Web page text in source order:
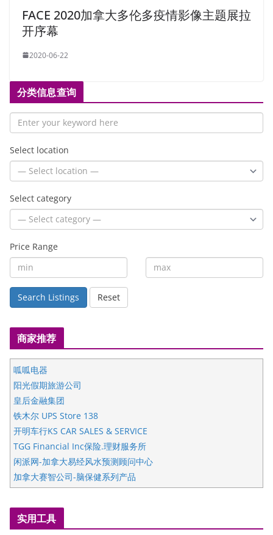
FACE 2020加拿大多伦多疫情影像主题展拉
开序幕
2020-06-22
分类信息查询
Select location
Select category
Price Range
Search Listings Reset
商家推荐
呱呱电器
阳光假期旅游公司
皇后金融集团
铁木尔 UPS Store 138
开明车行KS CAR SALES & SERVICE
TGG Financial Inc保险.理财服务所
闲派网-加拿大易经风水预测顾问中心
加拿大赛智公司-脑保健系列产品
五星国艺拍卖及评估公司
国际注册执业营养师公会
爱德华连锁酒店万锦分店
实用工具